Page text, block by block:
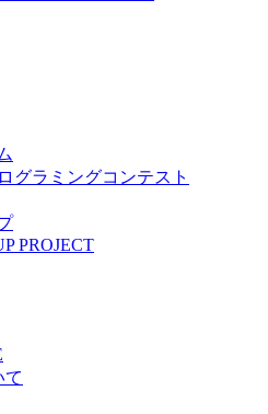
グラミングコンテスト
PROJECT
て